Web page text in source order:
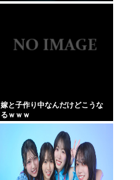
嫁と子作り中なんだけどこうな
るｗｗｗ